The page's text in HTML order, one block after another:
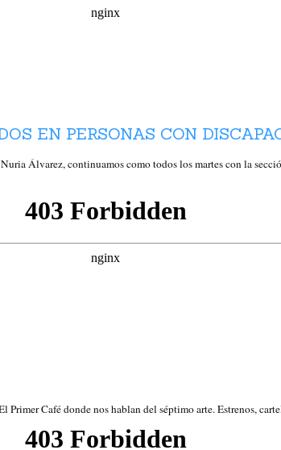
EN PERSONAS CON
Álvarez, continuamos como todos los martes con la
Café donde nos hablan del séptimo arte. Estrenos,